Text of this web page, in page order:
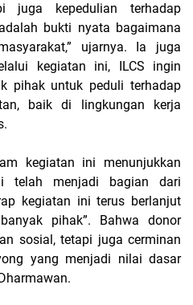
juga kepedulian terhadap
bukti nyata bagaimana
ujarnya. Ia juga
kegiatan ini, ILCS ingin
pihak untuk peduli terhadap
baik di lingkungan kerja
kegiatan ini menunjukkan
telah menjadi bagian dari
kegiatan ini terus berlanjut
pihak”. Bahwa donor
sosial, tetapi juga cerminan
yang menjadi nilai dasar